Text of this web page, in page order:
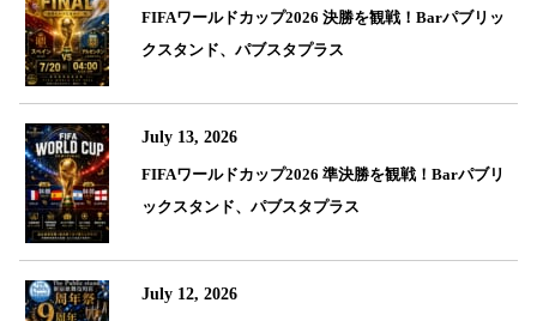
FIFAワールドカップ2026 決勝を観戦！Barパブリッ
クスタンド、パブスタプラス
July 13, 2026
FIFAワールドカップ2026 準決勝を観戦！Barパブリ
ックスタンド、パブスタプラス
July 12, 2026